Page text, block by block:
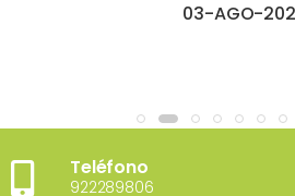
03-AGO-
Teléfono
922289806